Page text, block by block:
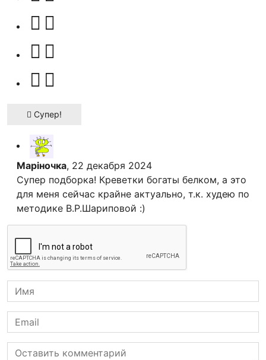
Супер!
Марiночка, 22 декабря 2024
Супер подборка! Креветки богаты белком, а это
для меня сейчас крайне актуально, т.к. худею по
методике В.Р.Шариповой :)